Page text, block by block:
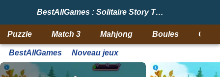
BestAllGames : Solitaire Story Tripeaks 6
Puzzle Match 3 Mahjong Boules
BestAllGames Noveau jeux